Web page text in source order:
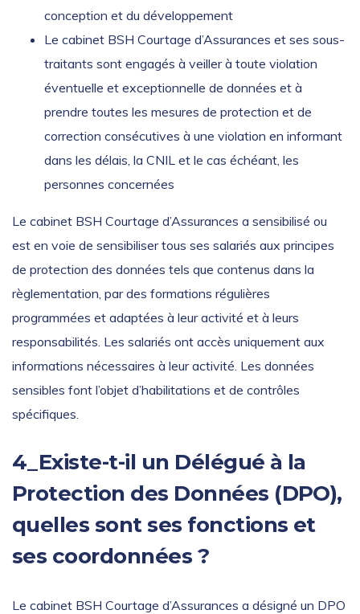
conception et du développement
Le cabinet BSH Courtage d’Assurances et ses sous-
traitants sont engagés à veiller à toute violation
éventuelle et exceptionnelle de données et à
prendre toutes les mesures de protection et de
correction consécutives à une violation en informant
dans les délais, la CNIL et le cas échéant, les
personnes concernées
Le cabinet BSH Courtage d’Assurances a sensibilisé ou
est en voie de sensibiliser tous ses salariés aux principes
de protection des données tels que contenus dans la
règlementation, par des formations régulières
programmées et adaptées à leur activité et à leurs
responsabilités. Les salariés ont accès uniquement aux
informations nécessaires à leur activité. Les données
sensibles font l’objet d’habilitations et de contrôles
spécifiques.
4_Existe-t-il un Délégué à la
Protection des Données (DPO),
quelles sont ses fonctions et
ses coordonnées ?
Le cabinet BSH Courtage d’Assurances a désigné un DPO